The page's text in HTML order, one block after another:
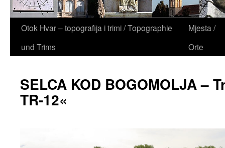
Otok Hvar – topografija i trimi / Topographie
und Trims
Mjesta /
Orte
SELCA KOD BOGOMOLJA –
TR-12«